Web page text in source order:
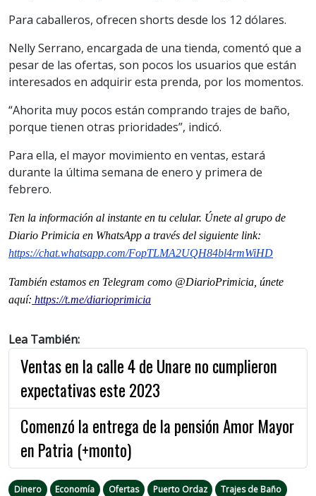
Para caballeros, ofrecen shorts desde los 12 dólares.
Nelly Serrano, encargada de una tienda, comentó que a
pesar de las ofertas, son pocos los usuarios que están
interesados en adquirir esta prenda, por los momentos.
“Ahorita muy pocos están comprando trajes de baño,
porque tienen otras prioridades”, indicó.
Para ella, el mayor movimiento en ventas, estará
durante la última semana de enero y primera de
febrero.
Ten la información al instante en tu celular. Únete al grupo de
Diario Primicia en WhatsApp a través del siguiente link:
https://chat.whatsapp.com/FopTLMA2UQH84bl4rmWiHD
También estamos en Telegram como @DiarioPrimicia, únete
aquí: https://t.me/diarioprimicia
Lea También:
Ventas en la calle 4 de Unare no cumplieron
expectativas este 2023
Comenzó la entrega de la pensión Amor Mayor
en Patria (+monto)
Dinero Economía Ofertas Puerto Ordaz
Trajes de Baño